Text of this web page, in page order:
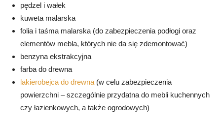
pędzel i wałek
kuweta malarska
folia i taśma malarska (do zabezpieczenia podłogi oraz
elementów mebla, których nie da się zdemontować)
benzyna ekstrakcyjna
farba do drewna
lakierobejca do drewna (w celu zabezpieczenia
powierzchni – szczególnie przydatna do mebli kuchennych
czy łazienkowych, a także ogrodowych)